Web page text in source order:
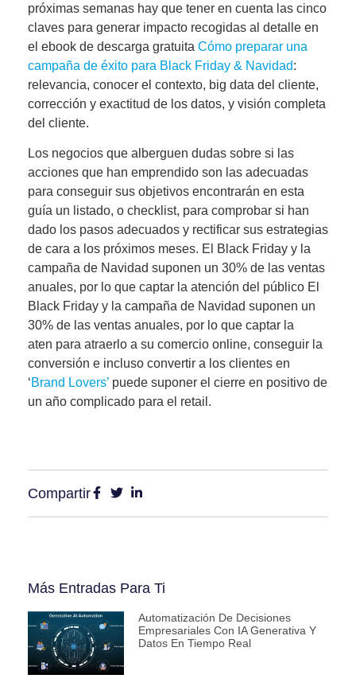
próximas semanas hay que tener en cuenta las cinco
claves para generar impacto recogidas al detalle en
el ebook de descarga gratuita Cómo preparar una
campaña de éxito para Black Friday & Navidad:
relevancia, conocer el contexto, big data del cliente,
corrección y exactitud de los datos, y visión completa
del cliente.
Los negocios que alberguen dudas sobre si las
acciones que han emprendido son las adecuadas
para conseguir sus objetivos encontrarán en esta
guía un listado, o checklist, para comprobar si han
dado los pasos adecuados y rectificar sus estrategias
de cara a los próximos meses. El Black Friday y la
campaña de Navidad suponen un 30% de las ventas
anuales, por lo que captar la atención del público El
Black Friday y la campaña de Navidad suponen un
30% de las ventas anuales, por lo que captar la
aten para atraerlo a su comercio online, conseguir la
conversión e incluso convertir a los clientes en
‘Brand Lovers’ puede suponer el cierre en positivo de
un año complicado para el retail.
Compartir
Más Entradas Para Ti
Automatización De Decisiones
Empresariales Con IA Generativa Y
Datos En Tiempo Real